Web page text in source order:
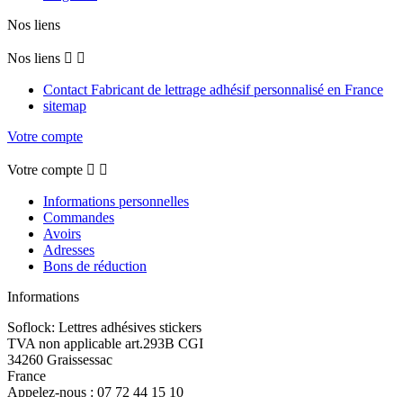
Nos liens
Nos liens  
Contact Fabricant de lettrage adhésif personnalisé en France
sitemap
Votre compte
Votre compte  
Informations personnelles
Commandes
Avoirs
Adresses
Bons de réduction
Informations
Soflock: Lettres adhésives stickers
TVA non applicable art.293B CGI
34260 Graissessac
France
Appelez-nous : 07 72 44 15 10